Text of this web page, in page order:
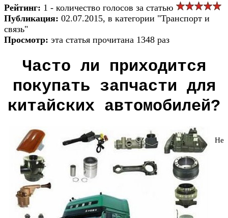
Рейтинг: 1 - количество голосов за статью
Публикация: 02.07.2015, в категории "Транспорт и
связь"
Просмотр: эта статья прочитана 1348 раз
Часто ли приходится
покупать запчасти для
китайских автомобилей?
Не